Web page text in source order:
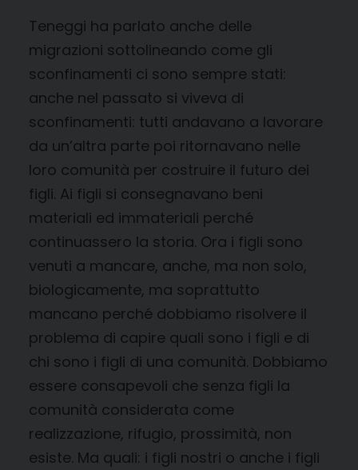
Teneggi ha parlato anche delle
migrazioni sottolineando come gli
sconfinamenti ci sono sempre stati:
anche nel passato si viveva di
sconfinamenti: tutti andavano a lavorare
da un’altra parte poi ritornavano nelle
loro comunità per costruire il futuro dei
figli. Ai figli si consegnavano beni
materiali ed immateriali perché
continuassero la storia. Ora i figli sono
venuti a mancare, anche, ma non solo,
biologicamente, ma soprattutto
mancano perché dobbiamo risolvere il
problema di capire quali sono i figli e di
chi sono i figli di una comunità. Dobbiamo
essere consapevoli che senza figli la
comunità considerata come
realizzazione, rifugio, prossimità, non
esiste. Ma quali: i figli nostri o anche i figli